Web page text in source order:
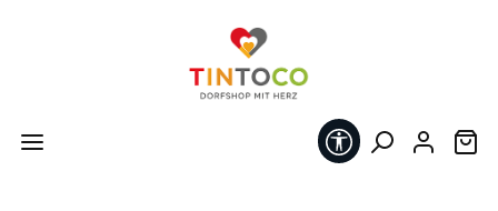
Werkzeugleiste